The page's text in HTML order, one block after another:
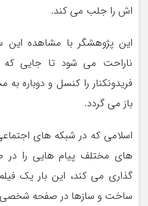
اش را جلب می کند.
این پژوهشگر با مشاهده
ناراحت می شود تا جایی که
فریدونکنار را کنسل و دوباره
باز می گردد.
اسلامی که در شبکه های
های مختلف پیام هایی را در
گذاری می کند، این بار یک
ساخت و سازها در صفحه شخصی